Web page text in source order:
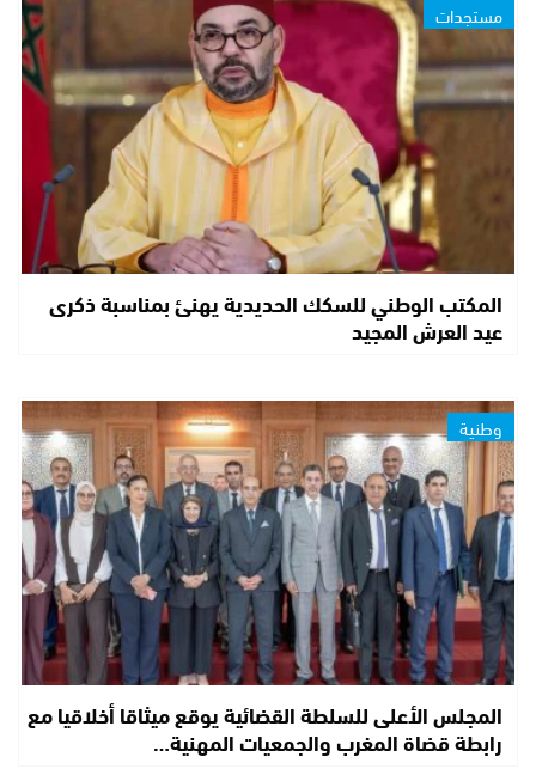
مستجدات
المكتب الوطني للسكك الحديدية يهنئ بمناسبة ذكرى
عيد العرش المجيد
وطنية
المجلس الأعلى للسلطة القضائية يوقع ميثاقا أخلاقيا مع
رابطة قضاة المغرب والجمعيات المهنية…